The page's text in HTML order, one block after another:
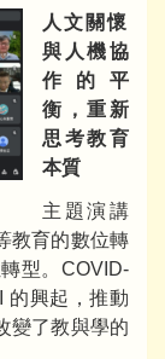
人文關懷
與人機協
作的平
衡，重新
思考教育
本質
主題演講
教育的數位轉
型。COVID-
的興起，推動
變了教與學的